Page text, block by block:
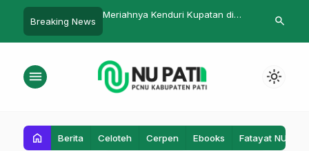
Breaking News
Kampanye Anti Bullying Menutup
MTs-MA Manbaul Ulum
Wahyono
search
menu light_mode
home Berita Celoteh Cerpen Ebooks Fatayat NU